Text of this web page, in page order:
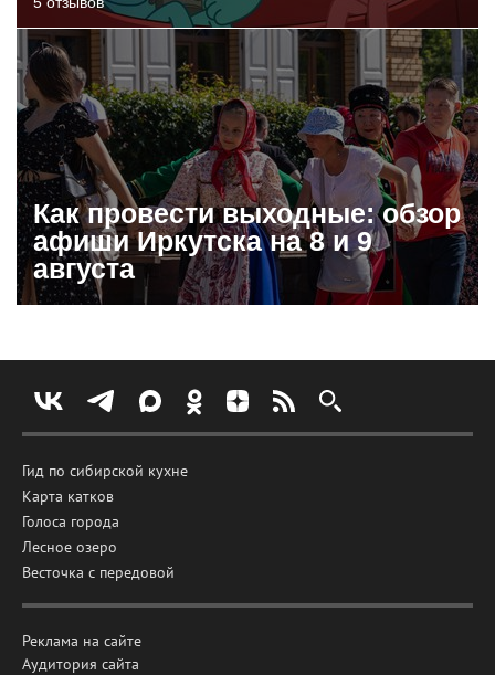
Как провести выходные: обзор
афиши Иркутска на 8 и 9
августа
Гид по сибирской кухне
Карта катков
Голоса города
Лесное озеро
Весточка с передовой
Реклама на сайте
Аудитория сайта